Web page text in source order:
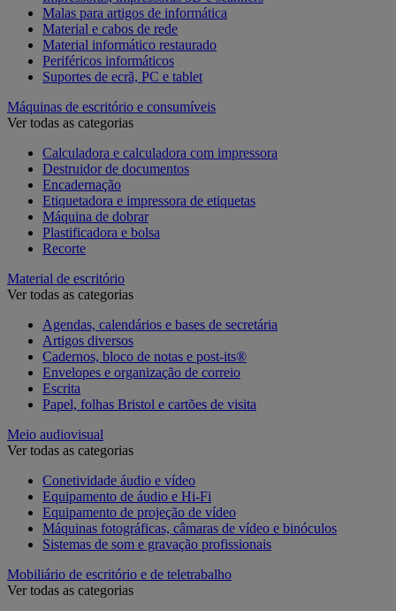
Malas para artigos de informática
Material e cabos de rede
Material informático restaurado
Periféricos informáticos
Suportes de ecrã, PC e tablet
Máquinas de escritório e consumíveis
Ver todas as categorias
Calculadora e calculadora com impressora
Destruidor de documentos
Encadernação
Etiquetadora e impressora de etiquetas
Máquina de dobrar
Plastificadora e bolsa
Recorte
Material de escritório
Ver todas as categorias
Agendas, calendários e bases de secretária
Artigos diversos
Cadernos, bloco de notas e post-its®
Envelopes e organização de correio
Escrita
Papel, folhas Bristol e cartões de visita
Meio audiovisual
Ver todas as categorias
Conetividade áudio e vídeo
Equipamento de áudio e Hi-Fi
Equipamento de projeção de vídeo
Máquinas fotográficas, câmaras de vídeo e binóculos
Sistemas de som e gravação profissionais
Mobiliário de escritório e de teletrabalho
Ver todas as categorias